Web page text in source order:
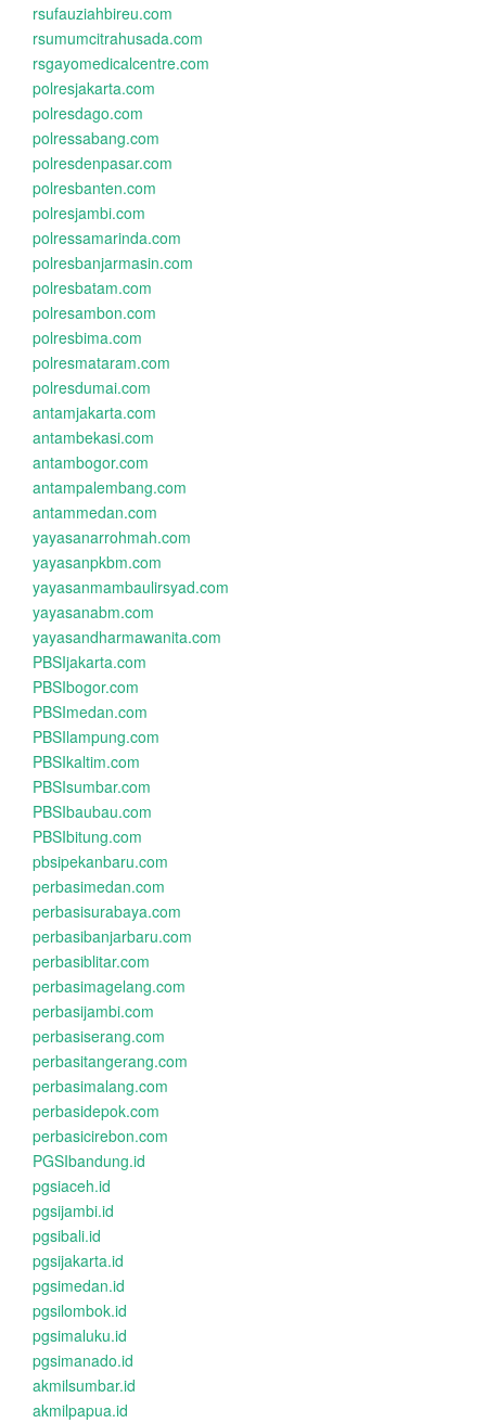
rsufauziahbireu.com
rsumumcitrahusada.com
rsgayomedicalcentre.com
polresjakarta.com
polresdago.com
polressabang.com
polresdenpasar.com
polresbanten.com
polresjambi.com
polressamarinda.com
polresbanjarmasin.com
polresbatam.com
polresambon.com
polresbima.com
polresmataram.com
polresdumai.com
antamjakarta.com
antambekasi.com
antambogor.com
antampalembang.com
antammedan.com
yayasanarrohmah.com
yayasanpkbm.com
yayasanmambaulirsyad.com
yayasanabm.com
yayasandharmawanita.com
PBSIjakarta.com
PBSIbogor.com
PBSImedan.com
PBSIlampung.com
PBSIkaltim.com
PBSIsumbar.com
PBSIbaubau.com
PBSIbitung.com
pbsipekanbaru.com
perbasimedan.com
perbasisurabaya.com
perbasibanjarbaru.com
perbasiblitar.com
perbasimagelang.com
perbasijambi.com
perbasiserang.com
perbasitangerang.com
perbasimalang.com
perbasidepok.com
perbasicirebon.com
PGSIbandung.id
pgsiaceh.id
pgsijambi.id
pgsibali.id
pgsijakarta.id
pgsimedan.id
pgsilombok.id
pgsimaluku.id
pgsimanado.id
akmilsumbar.id
akmilpapua.id